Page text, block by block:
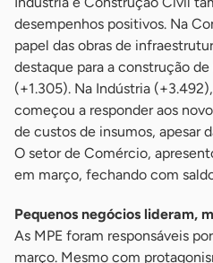
desempenhos positivos. Na
papel das obras de
destaque para a construção
(+1.305). Na Indústria
começou a responder aos
de custos de insumos, apesar
O setor de Comércio,
em março, fechando com
Pequenos negócios lideram,
As MPE foram responsáveis
março. Mesmo com